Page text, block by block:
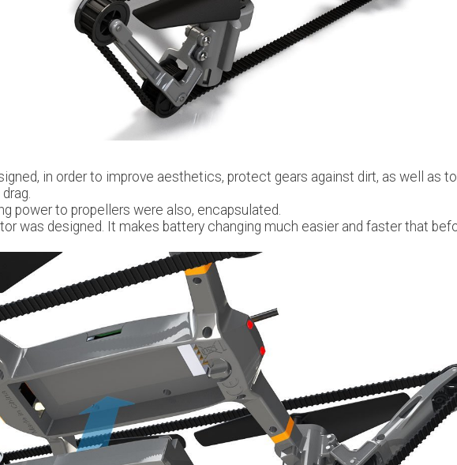
in order to improve aesthetics, protect gears against dirt, as well as to
power to propellers were also, encapsulated.
was designed. It makes battery changing much easier and faster that